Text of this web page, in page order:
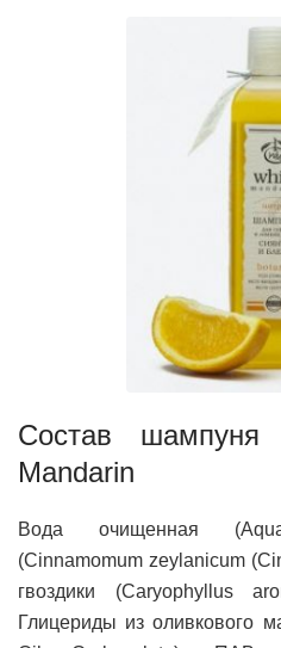
Состав шампуня
Mandarin
Вода очищенная
(Cinnamomum zeylanicum
гвоздики (Caryophyllus
Глицериды из оливкового